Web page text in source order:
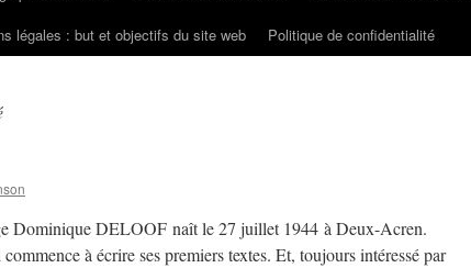
légales : but et objectifs du site web Politique de confidentialité
Dominique DELOOF naît le 27 juillet 1944 à Deux-Acren.
commence à écrire ses premiers textes. Et, toujours intéressé par